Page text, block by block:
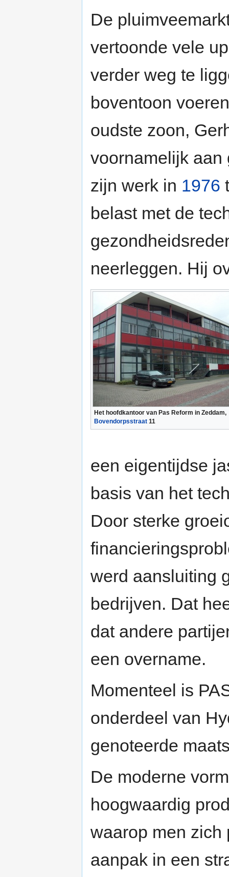
De
vertoonde vele
verder weg te
boventoon
oudste zoon,
voornamelijk aan
zijn werk in 1976
belast met de
neerleggen. Hij
Het hoofdkantoor van Pas Reform in Zeddam,
Bovendorpsstraat 11
een eigentijdse
basis van het
Door sterke
werd aansluiting
bedrijven. Dat
dat andere
een overname.
Momenteel is
onderdeel van
genoteerde
De moderne
hoogwaardig
waarop men zich
aanpak in een